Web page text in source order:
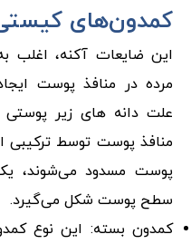
کمدون‌های
این ضایعات آکنه، اغلب
مرده در منافذ پوست
علت دانه های زیر پوستی
منافذ پوست توسط ترکیبی
پوست مسدود می‌شوند،
سطح پوست شکل می‌گیرد.
کمدون بسته: این نوع